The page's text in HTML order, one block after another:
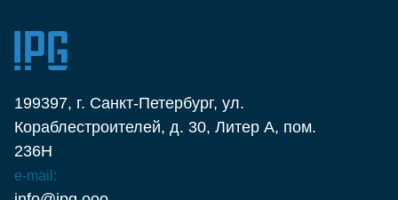
199397, г. Санкт-Петербург, ул.
Кораблестроителей, д. 30, Литер А, пом.
236Н
e-mail: